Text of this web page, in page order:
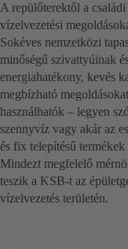
A repülőterektől a
vízelvezetési
Sokéves nemzetközi
minőségű szivattyúinak
energiahatékony, kevés
megbízható
használhatók – legyen
szennyvíz vagy akár az
és fix telepítésű
Mindezt megfelelő
teszik a KSB-t az
vízelvezetés területén.